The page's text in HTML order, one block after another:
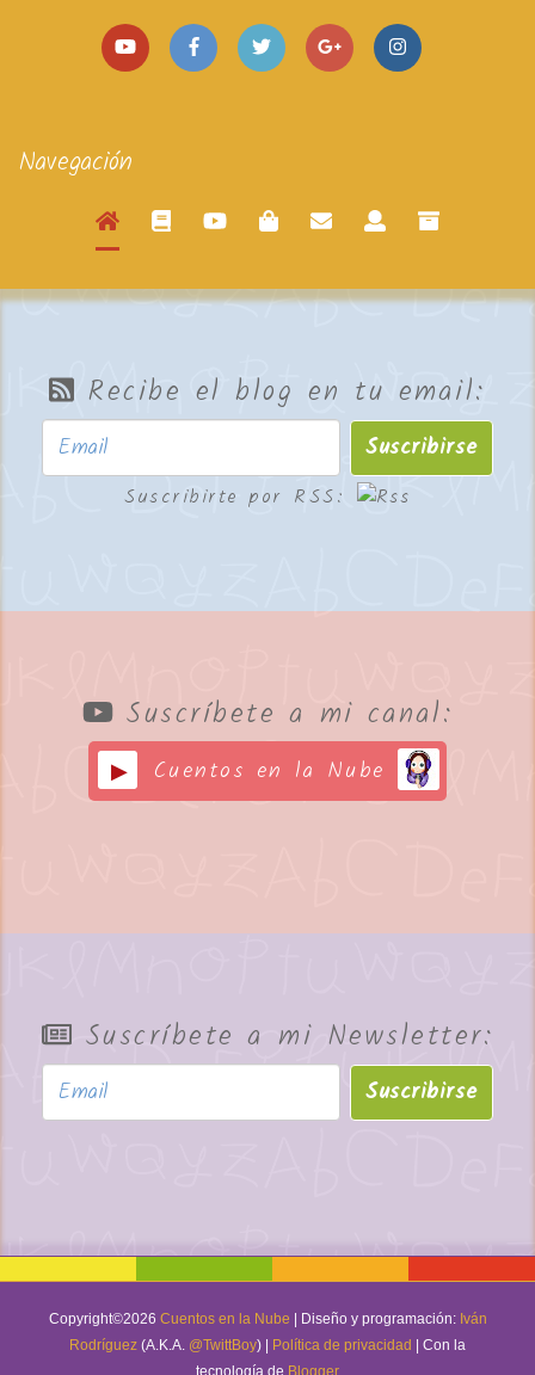
Navegación
Recibe el blog en tu email:
Suscribirse
Suscribirte por RSS:
Suscríbete a mi canal:
Cuentos en la Nube
Suscríbete a mi Newsletter:
Suscribirse
Copyright©2026 Cuentos en la Nube | Diseño y programación: Iván
Rodríguez (A.K.A. @TwittBoy) | Política de privacidad
| Con la
tecnología de Blogger